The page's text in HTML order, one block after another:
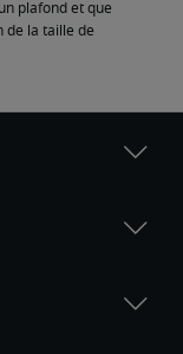
plafond et que
de la taille de